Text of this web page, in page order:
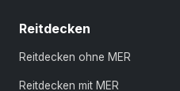
Reitdecken
Reitdecken ohne MER
Reitdecken mit MER